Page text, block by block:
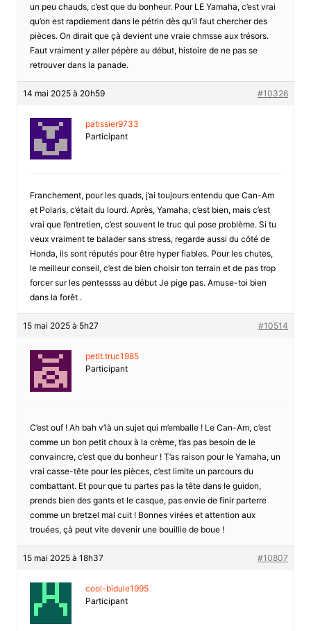
un peu chauds, c’est que du bonheur. Pour LE Yamaha, c’est vrai
qu’on est rapdiement dans le pétrin dès qu’il faut chercher des
pièces. On dirait que çà devient une vraie chmsse aux trésors.
Faut vraiment y aller pépère au début, histoire de ne pas se
retrouver dans la panade.
14 mai 2025 à 20h59 #10326
patissier9733
Participant
Franchement, pour les quads, j’ai toujours entendu que Can-Am
et Polaris, c’était du lourd. Après, Yamaha, c’est bien, mais c’est
vrai que l’entretien, c’est souvent le truc qui pose problème. Si tu
veux vraiment te balader sans stress, regarde aussi du côté de
Honda, ils sont réputés pour être hyper fiables. Pour les chutes,
le meilleur conseil, c’est de bien choisir ton terrain et de pas trop
forcer sur les pentessss au début Je pige pas. Amuse-toi bien
dans la forêt .
15 mai 2025 à 5h27 #10514
petit.truc1985
Participant
C’est ouf ! Ah bah v’là un sujet qui m’emballe ! Le Can-Am, c’est
comme un bon petit choux à la crème, t’as pas besoin de le
convaincre, c’est que du bonheur ! T’as raison pour le Yamaha, un
vrai casse-tête pour les pièces, c’est limite un parcours du
combattant. Et pour que tu partes pas la tête dans le guidon,
prends bien des gants et le casque, pas envie de finir parterre
comme un bretzel mal cuit ! Bonnes virées et attention aux
trouées, çà peut vite devenir une bouillie de boue !
15 mai 2025 à 18h37 #10807
cool-bidule1995
Participant